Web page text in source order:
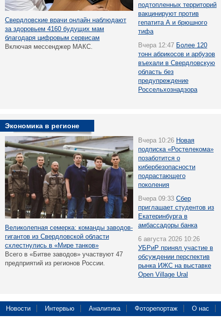
Свердловские врачи онлайн наблюдают
за здоровьем 4160 будущих мам
благодаря цифровым сервисам
Включая мессенджер МАКС.
подтопленных территорий
вакцинируют против
гепатита А и брюшного
тифа
Вчера 12:47 Более 120
тонн абрикосов и арбузов
въехали в Свердловскую
область без
предупреждение
Россельхознадзора
Экономика в регионе
Великолепная семерка: команды заводов-
гигантов из Свердловской области
схлестнулись в «Мире танков»
Всего в «Битве заводов» участвуют 47
предприятий из регионов России.
Вчера 10:26 Новая
подписка «Ростелекома»
позаботится о
кибербезопасности
подрастающего
поколения
Вчера 09:33 Сбер
приглашает студентов из
Екатеринбурга в
амбассадоры банка
6 августа 2026 10:26
УБРиР принял участие в
обсуждении перспектив
рынка ИЖС на выставке
Open Village Ural
Новости Интервью Аналитика Фоторепортаж О нас